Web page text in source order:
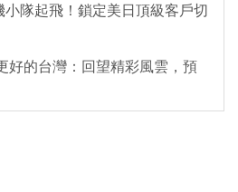
隊起飛！鎖定美日頂級客戶切
好的台灣：回望精彩風雲，預